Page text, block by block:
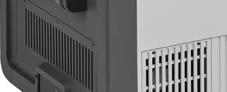
Prises intérieures 12V et 230V
Prises P17 et 230V
Prolongateurs et enrouleurs
Câbles électriques
Fusibles et cosses
Prises extérieures caravane
EQUIPEMENT INTERIEUR
EQUIPEMENT CABINE & CELLULE
Embases pivotantes
Equipement pour la cabine